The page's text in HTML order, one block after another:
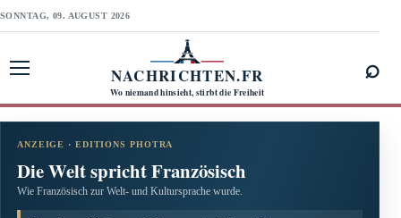
SONNTAG, 09. AUGUST 2026
NACHRICHTEN.FR
Wo niemand hinsieht, stirbt die Freiheit
⌕
ANZEIGE · EDITIONS PHOTRA
Die Welt spricht Französisch
Wie Französisch zur Welt- und Kultursprache wurde.